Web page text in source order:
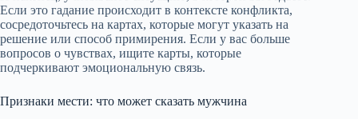
Если это гадание происходит в контексте конфликта,
сосредоточьтесь на картах, которые могут указать на
решение или способ примирения. Если у вас больше
вопросов о чувствах, ищите карты, которые
подчеркивают эмоциональную связь.
Признаки мести: что может сказать мужчина